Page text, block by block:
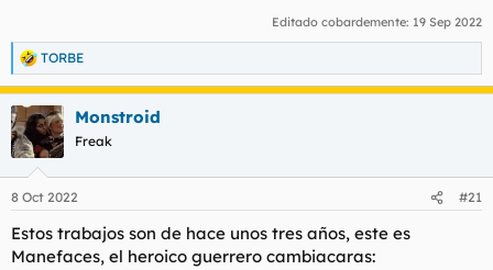
Editado cobardemente: 19 Sep 2022
R
e
a
c
c
i
e
:
TORBE
Monstroid
Freak
8 Oct 2022 #21
Estos trabajos son de hace unos tres años, este es
Manefaces, el heroico guerrero cambiacaras: